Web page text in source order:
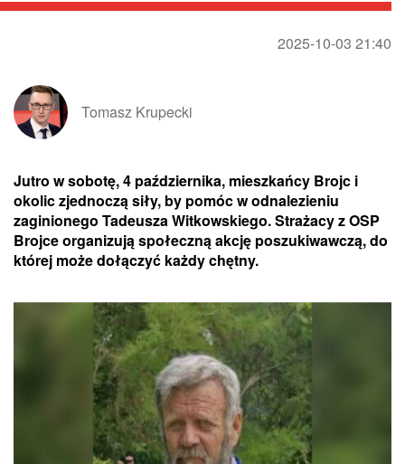
2025-10-03 21:40
Tomasz Krupecki
Jutro w sobotę, 4 października, mieszkańcy Brojc i
okolic zjednoczą siły, by pomóc w odnalezieniu
zaginionego Tadeusza Witkowskiego. Strażacy z OSP
Brojce organizują społeczną akcję poszukiwawczą, do
której może dołączyć każdy chętny.